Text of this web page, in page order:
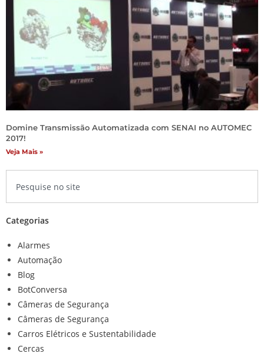
Domine Transmissão Automatizada com SENAI no AUTOMEC
2017!
Veja Mais »
Categorias
Alarmes
Automação
Blog
BotConversa
Câmeras de Segurança
Câmeras de Segurança
Carros Elétricos e Sustentabilidade
Cercas